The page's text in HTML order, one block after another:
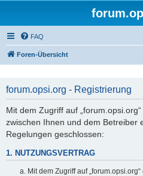
FAQ
Foren-Übersicht
forum.opsi.org - Registrierung
Mit dem Zugriff auf
zwischen Ihnen und dem Betreiber
Regelungen geschlossen:
1. NUTZUNGSVERTRAG
Mit dem Zugriff auf